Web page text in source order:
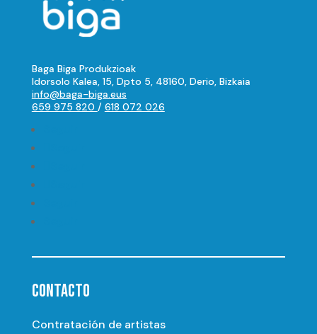
Baga Biga Produkzioak
Idorsolo Kalea, 15, Dpto 5, 48160, Derio, Bizkaia
info@baga-biga.eus
659 975 820 / 618 072 026
CONTACTO
Contratación de artistas